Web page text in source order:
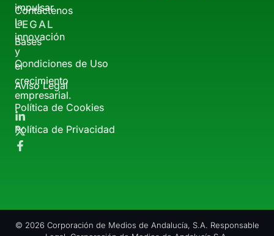
impulsar
la
innovación
y
el
crecimiento
empresarial.
Contáctenos
LEGAL
Bases
Condiciones de Uso
Aviso Legal
Política de Cookies
Política de Privacidad
© 2026 Corporación de Medios de Andalucía, S.A. Responsable